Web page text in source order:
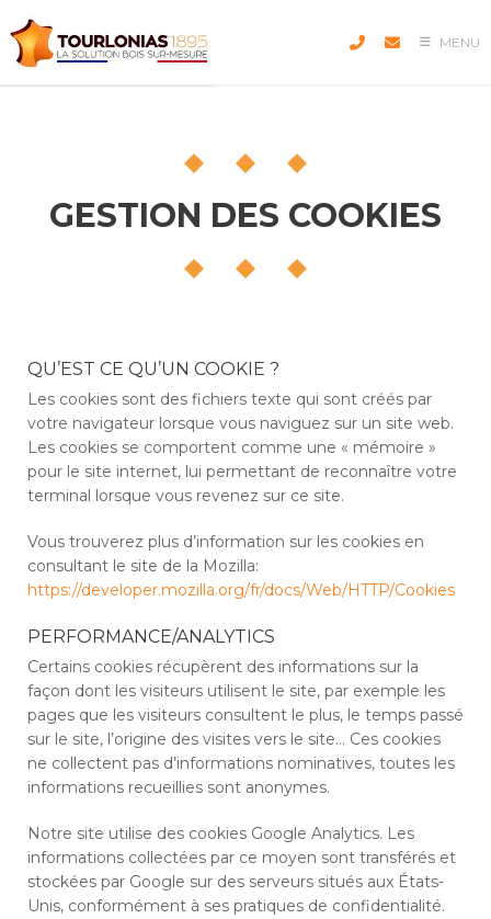
to
content
MENU
GESTION DES COOKIES
QU’EST CE QU’UN COOKIE ?
Les cookies sont des fichiers texte qui sont créés par
votre navigateur lorsque vous naviguez sur un site web.
Les cookies se comportent comme une « mémoire »
pour le site internet, lui permettant de reconnaître votre
terminal lorsque vous revenez sur ce site.
Vous trouverez plus d’information sur les cookies en
consultant le site de la Mozilla:
https://developer.mozilla.org/fr/docs/Web/HTTP/Cookies
PERFORMANCE/ANALYTICS
Certains cookies récupèrent des informations sur la
façon dont les visiteurs utilisent le site, par exemple les
pages que les visiteurs consultent le plus, le temps passé
sur le site, l’origine des visites vers le site… Ces cookies
ne collectent pas d’informations nominatives, toutes les
informations recueillies sont anonymes.
Notre site utilise des cookies Google Analytics. Les
informations collectées par ce moyen sont transférés et
stockées par Google sur des serveurs situés aux États-
Unis, conformément à ses pratiques de confidentialité.